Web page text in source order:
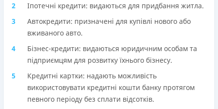
Іпотечні кредити: видаються для придбання житла.
Автокредити: призначені для купівлі нового або
вживаного авто.
Бізнес-кредити: видаються юридичним особам та
підприємцям для розвитку їхнього бізнесу.
Кредитні картки: надають можливість
використовувати кредитні кошти банку протягом
певного періоду без сплати відсотків.